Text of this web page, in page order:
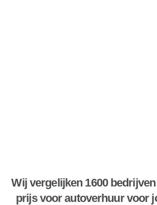
Wij vergelijken 1600
prijs voor autoverhuur voor